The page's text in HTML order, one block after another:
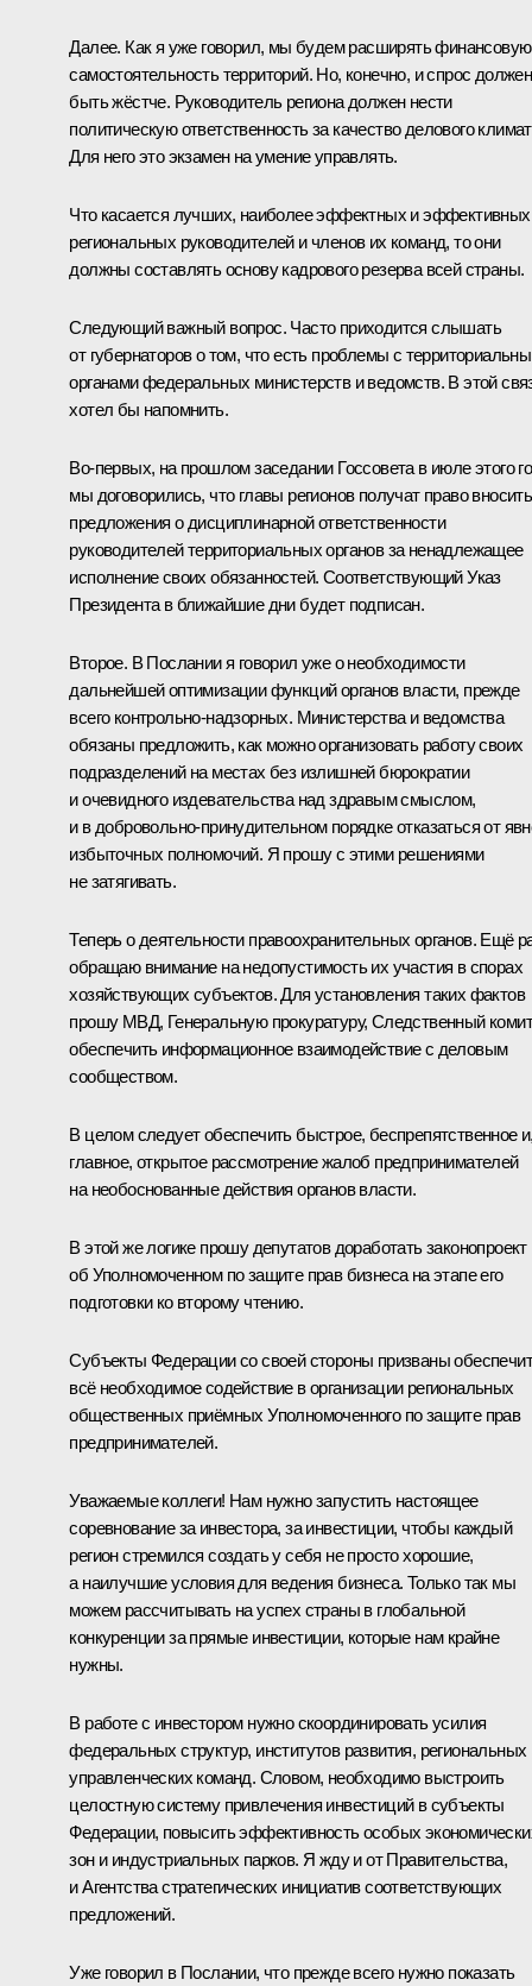
Далее. Как я уже говорил, мы будем расширять финансовую
самостоятельность территорий. Но, конечно, и спрос должен
быть жёстче. Руководитель региона должен нести
политическую ответственность за качество делового
Для него это экзамен на умение управлять.
Что касается лучших, наиболее эффектных и эффективных
региональных руководителей и членов их команд, то они
должны составлять основу кадрового резерва всей страны.
Следующий важный вопрос. Часто приходится слышать
от губернаторов о том, что есть проблемы с
органами федеральных министерств и ведомств. В этой
хотел бы напомнить.
Во‑первых, на прошлом заседании Госсовета в июле этого
мы договорились, что главы регионов получат право вносить
предложения о дисциплинарной ответственности
руководителей территориальных органов за ненадлежащее
исполнение своих обязанностей. Соответствующий Указ
Президента в ближайшие дни будет подписан.
Второе. В Послании я говорил уже о необходимости
дальнейшей оптимизации функций органов власти, прежде
всего контрольно-надзорных. Министерства и ведомства
обязаны предложить, как можно организовать работу своих
подразделений на местах без излишней бюрократии
и очевидного издевательства над здравым смыслом,
и в добровольно-принудительном порядке отказаться от
избыточных полномочий. Я прошу с этими решениями
не затягивать.
Теперь о деятельности правоохранительных органов. Ещё
обращаю внимание на недопустимость их участия в спорах
хозяйствующих субъектов. Для установления таких фактов
прошу МВД, Генеральную прокуратуру, Следственный
обеспечить информационное взаимодействие с деловым
сообществом.
В целом следует обеспечить быстрое, беспрепятственное
главное, открытое рассмотрение жалоб предпринимателей
на необоснованные действия органов власти.
В этой же логике прошу депутатов доработать законопроект
об Уполномоченном по защите прав бизнеса на этапе его
подготовки ко второму чтению.
Субъекты Федерации со своей стороны призваны
всё необходимое содействие в организации региональных
общественных приёмных Уполномоченного по защите прав
предпринимателей.
Уважаемые коллеги! Нам нужно запустить настоящее
соревнование за инвестора, за инвестиции, чтобы каждый
регион стремился создать у себя не просто хорошие,
а наилучшие условия для ведения бизнеса. Только так мы
можем рассчитывать на успех страны в глобальной
конкуренции за прямые инвестиции, которые нам крайне
нужны.
В работе с инвестором нужно скоординировать усилия
федеральных структур, институтов развития, региональных
управленческих команд. Словом, необходимо выстроить
целостную систему привлечения инвестиций в субъекты
Федерации, повысить эффективность особых
зон и индустриальных парков. Я жду и от Правительства,
и Агентства стратегических инициатив соответствующих
предложений.
Уже говорил в Послании, что прежде всего нужно показать